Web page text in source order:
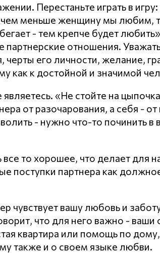
Перестаньте играть в
меньше женщину мы любим,
- тем крепче будет
партнерские отношения.
черты его личности, желание,
как к достойной и значимой
«Не стойте на
от разочарования, а себя -
- нужно что-то починить в
то хорошее, что делает для
поступки партнера как
чувствует вашу любовь и
что для него важно - ваши
квартира или помощь по
также и о своем языке любви.